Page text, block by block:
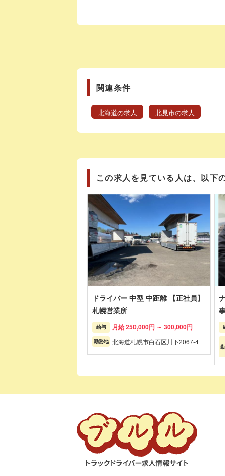
関連条件
北海道の求人 北見市の求人
この求人を見ている人は、以下
ドライバー 中型 中距離 【正社員】
札幌営業所
給与 月給 250,000円 ～ 300,000円
勤務地 北海道札幌市白石区川下2067-4